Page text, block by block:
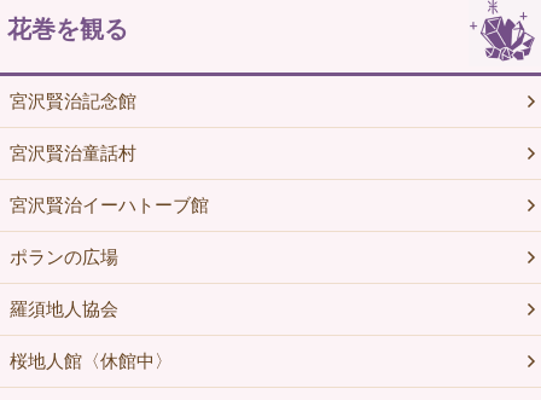
花巻を観る
宮沢賢治記念館
宮沢賢治童話村
宮沢賢治イーハトーブ館
ポランの広場
羅須地人協会
桜地人館〈休館中〉